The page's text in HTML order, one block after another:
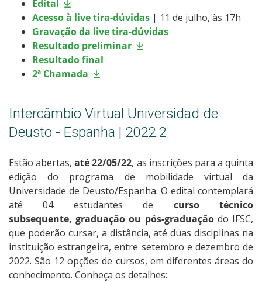
Edital
Acesso à live tira-dúvidas | 11 de julho, às 17h
Gravação da live tira-dúvidas
Resultado preliminar
Resultado final
2ª Chamada
Intercâmbio Virtual Universidad de
Deusto - Espanha | 2022.2
Estão abertas, até 22/05/22, as inscrições para a quinta
edição do programa de mobilidade virtual da
Universidade de Deusto/Espanha. O edital contemplará
até 04 estudantes de curso técnico
subsequente, graduação ou pós-graduaçãodo IFSC,
que poderão cursar, a distância, até duas disciplinas na
instituição estrangeira, entre setembro e dezembro de
2022. São 12 opções de cursos, em diferentes áreas do
conhecimento. Conheça os detalhes: